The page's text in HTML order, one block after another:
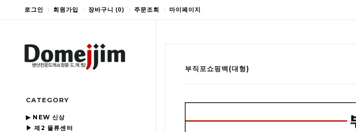
로그인 회원가입 장바구니 (0) 주문조회 마이페이지
CATEGORY
▶ NEW 신상
▶ 제2 물류센터
부직포쇼핑백(대형)